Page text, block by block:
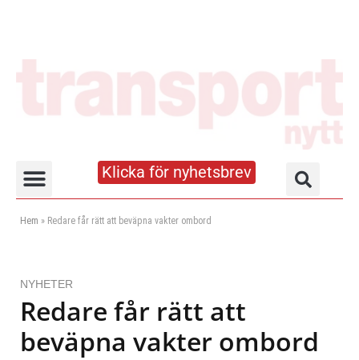
Klicka för nyhetsbrev
Hem » Redare får rätt att beväpna vakter ombord
NYHETER
Redare får rätt att
beväpna vakter ombord